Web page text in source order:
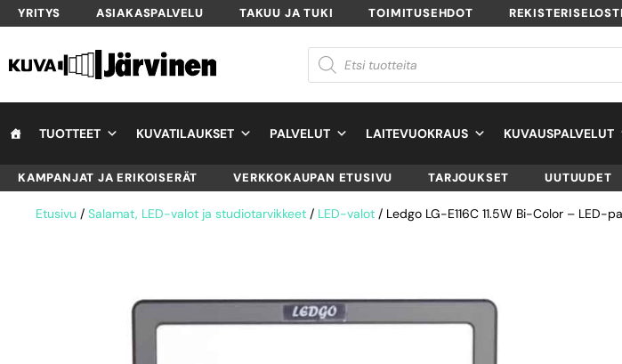
YRITYS ASIAKASPALVELU TAKUU JA TUKI TOIMITUSEHDOT
TUOTTEET KUVATILAUKSET PALVELUT LAITEVUOKRAUS KUVAUSPALVELUT
KAMPANJAT JA ERIKOISERÄT VERKKOKAUPAN ETUSIVU TARJOUKSET UUTUUDET
Etusivu / Salamat, LED-valot ja studiotarvikkeet / LED-valot / Ledgo LG-E116C 11.5W Bi-Color – LED-